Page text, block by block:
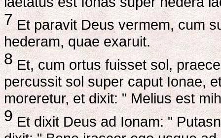
7Et paravit Deus vermem, cum
hederam, quae exaruit.
8Et, cum ortus fuisset sol,
percussit sol super caput Ionae,
moreretur, et dixit: " Melius est
9Et dixit Deus ad Ionam: "